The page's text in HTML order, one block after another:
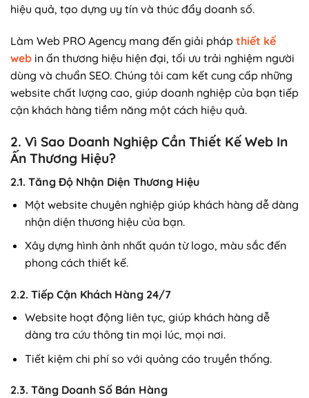
hiệu quả, tạo dựng uy tín và thúc đẩy doanh số.
Làm Web PRO Agency mang đến giải pháp thiết kế
web in ấn thương hiệu hiện đại, tối ưu trải nghiệm người
dùng và chuẩn SEO. Chúng tôi cam kết cung cấp những
website chất lượng cao, giúp doanh nghiệp của bạn tiếp
cận khách hàng tiềm năng một cách hiệu quả.
2. Vì Sao Doanh Nghiệp Cần Thiết Kế Web In
Ấn Thương Hiệu?
2.1. Tăng Độ Nhận Diện Thương Hiệu
Một website chuyên nghiệp giúp khách hàng dễ dàng
nhận diện thương hiệu của bạn.
Xây dựng hình ảnh nhất quán từ logo, màu sắc đến
phong cách thiết kế.
2.2. Tiếp Cận Khách Hàng 24/7
Website hoạt động liên tục, giúp khách hàng dễ
dàng tra cứu thông tin mọi lúc, mọi nơi.
Tiết kiệm chi phí so với quảng cáo truyền thống.
2.3. Tăng Doanh Số Bán Hàng